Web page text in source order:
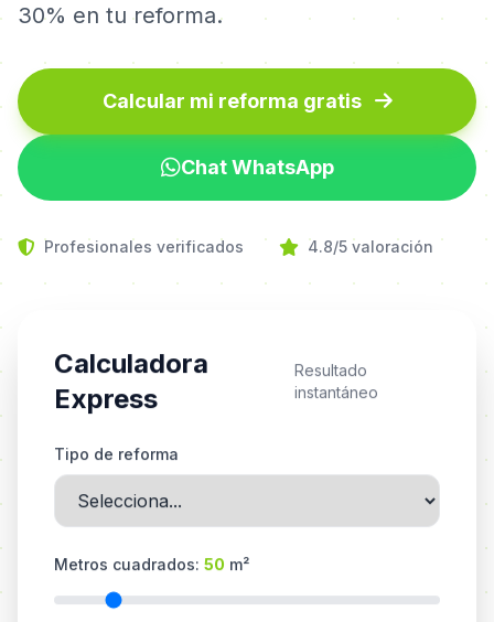
30% en tu reforma.
Calcular mi reforma gratis
Chat WhatsApp
Profesionales verificados 4.8/5 valoración
Calculadora
Express
Resultado
instantáneo
Tipo de reforma
Metros cuadrados: 50 m²